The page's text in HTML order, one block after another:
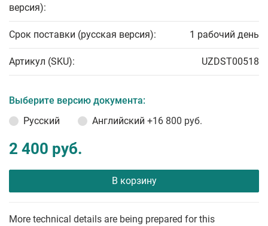
версия):
Срок поставки (русская версия): 1 рабочий день
Артикул (SKU): UZDST00518
Выберите версию документа:
Русский
Английский +16 800 руб.
2 400 руб.
В корзину
More technical details are being prepared for this